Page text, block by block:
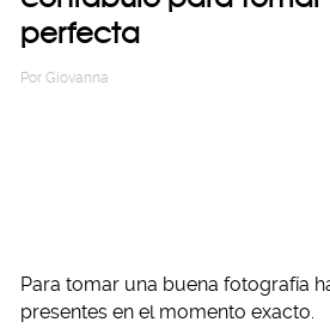
perfecta
Por Giovanna
Para tomar una buena fotografía
presentes en el momento exacto.